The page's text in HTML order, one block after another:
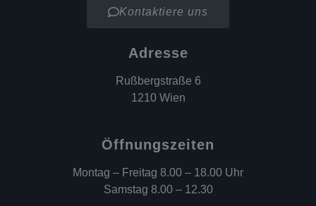
Kontaktiere uns
Adresse
Rußbergstraße 6
1210 Wien
Öffnungszeiten
Montag – Freitag 8.00 – 18.00 Uhr
Samstag 8.00 – 12.30